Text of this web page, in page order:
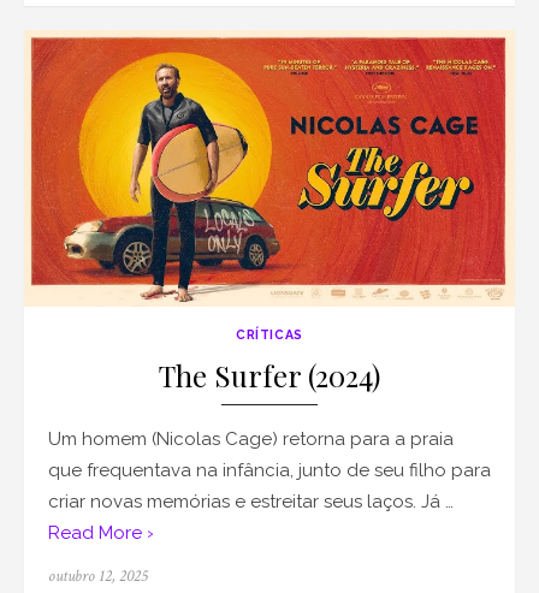
CRÍTICAS
The Surfer (2024)
Um homem (Nicolas Cage) retorna para a praia
que frequentava na infância, junto de seu filho para
criar novas memórias e estreitar seus laços. Já …
Read More ›
Posted
outubro 12, 2025